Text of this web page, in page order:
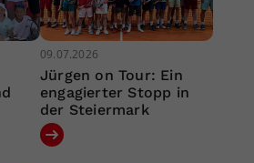
09.07.2026
Jürgen on Tour: Ein
engagierter Stopp in
der Steiermark